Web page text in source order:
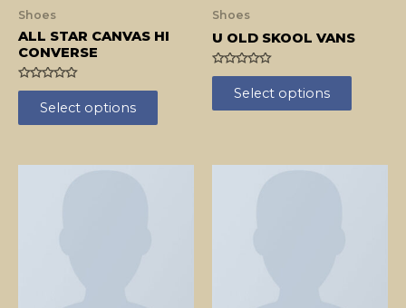
Shoes
ALL STAR CANVAS HI
CONVERSE
Rated
of
Select options
Shoes
U OLD SKOOL VANS
Rated
of
Select options